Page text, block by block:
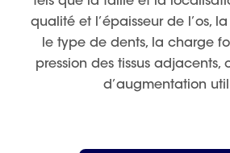
qualité et l’épaisseur de l’os,
le type de dents, la charge
pression des tissus adjacents,
d’augmentation